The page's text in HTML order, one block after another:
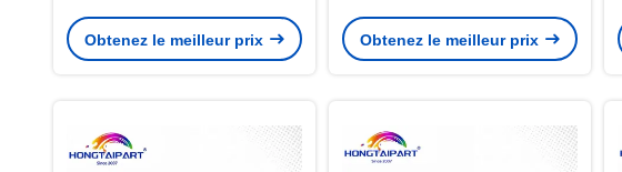
841850 841851 841852 CMJN
Obtenez le meilleur prix
Obtenez le meilleur prix